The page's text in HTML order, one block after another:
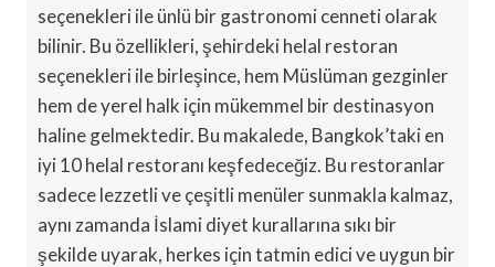
seçenekleri ile ünlü bir gastronomi cenneti olarak
bilinir. Bu özellikleri, şehirdeki helal restoran
seçenekleri ile birleşince, hem Müslüman gezginler
hem de yerel halk için mükemmel bir destinasyon
haline gelmektedir. Bu makalede, Bangkok’taki en
iyi 10 helal restoranı keşfedeceğiz. Bu restoranlar
sadece lezzetli ve çeşitli menüler sunmakla kalmaz,
aynı zamanda İslami diyet kurallarına sıkı bir
şekilde uyarak, herkes için tatmin edici ve uygun bir